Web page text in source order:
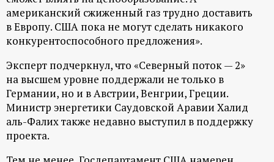
американский сжиженный газ трудно доставить
в Европу. США пока не могут сделать никакого
конкурентоспособного предложения».
Эксперт подчеркнул, что «Северный поток — 2»
на высшем уровне поддержали не только в
Германии, но и в Австрии, Венгрии, Греции.
Министр энергетики Саудовской Аравии Халид
аль-Фалих также недавно выступил в поддержку
проекта.